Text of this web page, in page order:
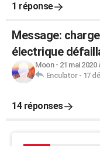
1 réponse
Message:
électrique
Moon- 21 mai 2020
Enculator- 17
14 réponses